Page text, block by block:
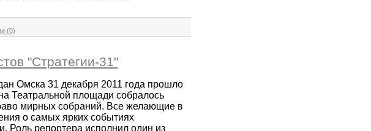
(0)
"Стратегии-31"
Омска 31 декабря 2011 года прошло
Театральной площади собралось
мирных собраний. Все желающие в
о самых ярких событиях
Роль репортера исполнил один из